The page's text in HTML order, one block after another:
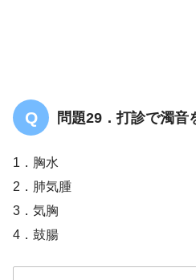
問題29．打診で濁音
1．胸水
2．肺気腫
3．気胸
4．鼓腸